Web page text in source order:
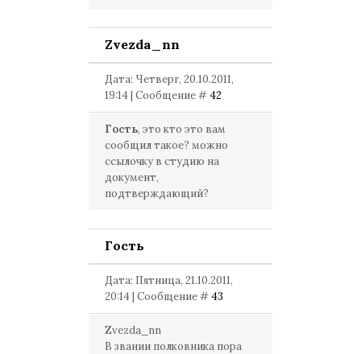
Zvezda_nn
Дата: Четверг, 20.10.2011,
19:14 | Сообщение #42
Гость, это кто это вам
сообщил такое? можно
ссылочку в студию на
документ,
подтверждающий?
Гость
Дата: Пятница, 21.10.2011,
20:14 | Сообщение #43
Zvezda_nn
В звании полковника пора